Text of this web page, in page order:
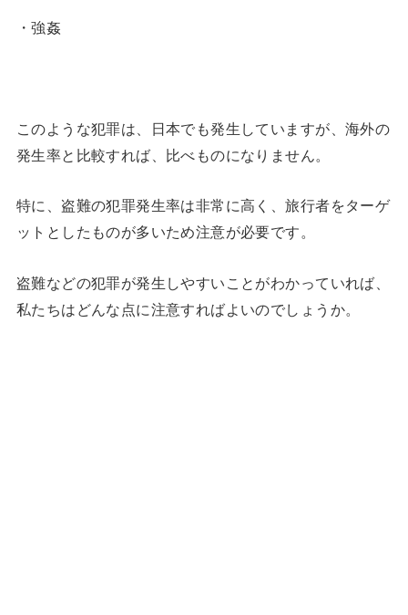
・強姦
このような犯罪は、日本でも発生していますが、海外の
発生率と比較すれば、比べものになりません。
特に、盗難の犯罪発生率は非常に高く、旅行者をターゲ
ットとしたものが多いため注意が必要です。
盗難などの犯罪が発生しやすいことがわかっていれば、
私たちはどんな点に注意すればよいのでしょうか。